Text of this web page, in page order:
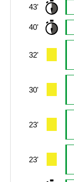
43'
40'
32'
30'
23'
23'